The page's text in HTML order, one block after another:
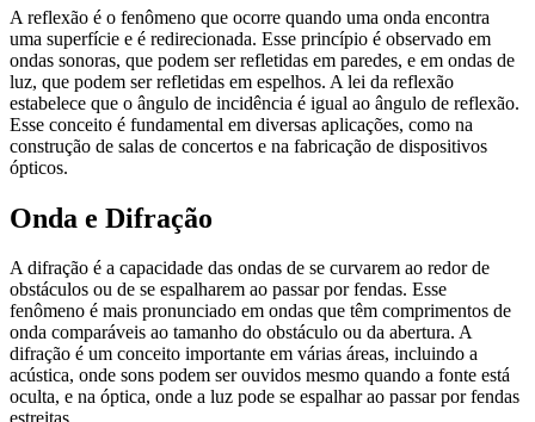
A reflexão é o fenômeno que ocorre quando uma onda encontra
uma superfície e é redirecionada. Esse princípio é observado em
ondas sonoras, que podem ser refletidas em paredes, e em ondas de
luz, que podem ser refletidas em espelhos. A lei da reflexão
estabelece que o ângulo de incidência é igual ao ângulo de reflexão.
Esse conceito é fundamental em diversas aplicações, como na
construção de salas de concertos e na fabricação de dispositivos
ópticos.
Onda e Difração
A difração é a capacidade das ondas de se curvarem ao redor de
obstáculos ou de se espalharem ao passar por fendas. Esse
fenômeno é mais pronunciado em ondas que têm comprimentos de
onda comparáveis ao tamanho do obstáculo ou da abertura. A
difração é um conceito importante em várias áreas, incluindo a
acústica, onde sons podem ser ouvidos mesmo quando a fonte está
oculta, e na óptica, onde a luz pode se espalhar ao passar por fendas